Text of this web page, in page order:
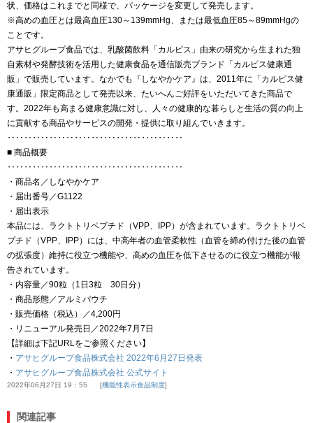
状、価格はこれまでと同様で、パッケージを変更して発売します。
※高めの血圧とは最高血圧130～139mmHg、または最低血圧85～89mmHgの
ことです。
アサヒグループ食品では、乳酸菌飲料「カルピス」由来の研究から生まれた独
自素材や発酵技術を活用した健康食品を通信販売ブランド「カルピス健康通
販」で販売しています。なかでも『しなやかケア』は、2011年に「カルピス健
康通販」限定商品として発売以来、たいへんご好評をいただいてきた商品で
す。2022年も高まる健康意識に対し、人々の健康的な暮らしと生活の質の向上
に貢献する商品やサービスの開発・提供に取り組んでいきます。
‥‥‥‥‥‥‥‥‥‥‥‥‥‥‥‥‥‥‥‥‥
■ 商品概要
‥‥‥‥‥‥‥‥‥‥‥‥‥‥‥‥‥‥‥‥‥
・商品名／しなやかケア
・届出番号／G1122
・届出表示
本品には、ラクトトリペプチド（VPP、IPP）が含まれています。ラクトトリペ
プチド（VPP、IPP）には、中高年者の血管柔軟性（血管を締め付けた後の血管
の拡張度）維持に役立つ機能や、高めの血圧を低下させるのに役立つ機能が報
告されています。
・内容量／90粒（1日3粒 30日分）
・商品形態／アルミパウチ
・販売価格（税込）／4,200円
・リニューアル発売日／2022年7月7日
【詳細は下記URLをご参照ください】
・ アサヒグループ食品株式会社 2022年6月27日発表
・ アサヒグループ食品株式会社 公式サイト
2022年06月27日 19：55 機能性表示食品制度
関連記事